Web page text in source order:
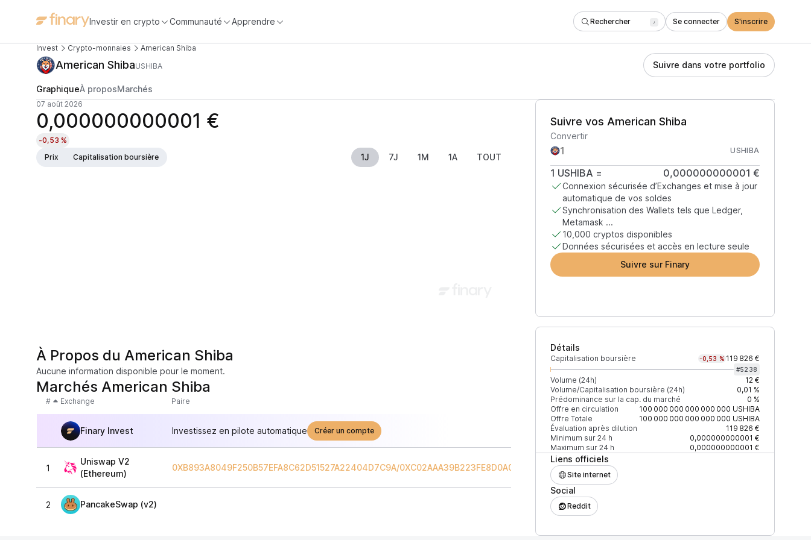
Investir en crypto Communauté Apprendre Rechercher / Se connecter S'inscrire
Invest Crypto-monnaies American Shiba
American ShibaUSHIBA Suivre dans votre portfolio
GraphiqueÀ proposMarchés
07 août 2026
0,000000000001 €
-0,53 %
Prix
Capitalisation boursière 1J 7J 1M 1A TOUT
Suivre vos American Shiba
Convertir
USHIBA
1 USHIBA = 0,000000000001 €
Connexion sécurisée d’Exchanges et mise à jour
automatique de vos soldes
Synchronisation des Wallets tels que Ledger,
Metamask ...
10,000 cryptos disponibles
Données sécurisées et accès en lecture seule
Suivre sur Finary
Détails
Capitalisation boursière -0,53 % 119 826 €
#5238
Volume (24h)
12 €
Volume/Capitalisation boursière (24h)
0,01 %
Prédominance sur la cap. du marché
0 %
Offre en circulation
100 000 000 000 000 000 USHIBA
Offre Totale
100 000 000 000 000 000 USHIBA
Évaluation après dilution
119 826 €
Minimum sur 24 h
0,000000000001 €
Maximum sur 24 h
0,000000000001 €
Liens officiels
Site internet
Social
Reddit
À Propos du American Shiba
Aucune information disponible pour le moment.
Marchés American Shiba
# Exchange Paire
Finary Invest Investissez en pilote automatique Créer un compte
1
Uniswap V2
(Ethereum)
0XB893A8049F250B57EFA8C62D51527A22404D7C9A/0XC02AAA39B223FE8D0A0E5C4F27EAD9083C756CC2
2 PancakeSwap (v2)